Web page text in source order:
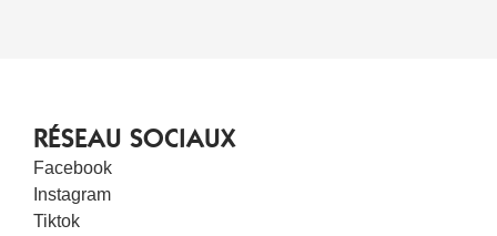
RÉSEAU SOCIAUX
Facebook
Instagram
Tiktok